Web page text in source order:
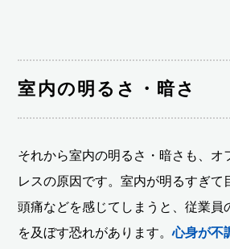
室内の明るさ・暗さ
それから室内の明るさ・暗さも、オ
レスの原因です。室内が明るすぎて
頭痛などを感じてしまうと、従業員
を及ぼす恐れがあります。心身が不